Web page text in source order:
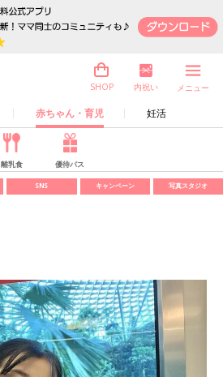
赤ちゃん・育児 妊活
SHOP 内祝い メニュー
離乳食 優待パス
SNS キャンペーン 写真スタジオ